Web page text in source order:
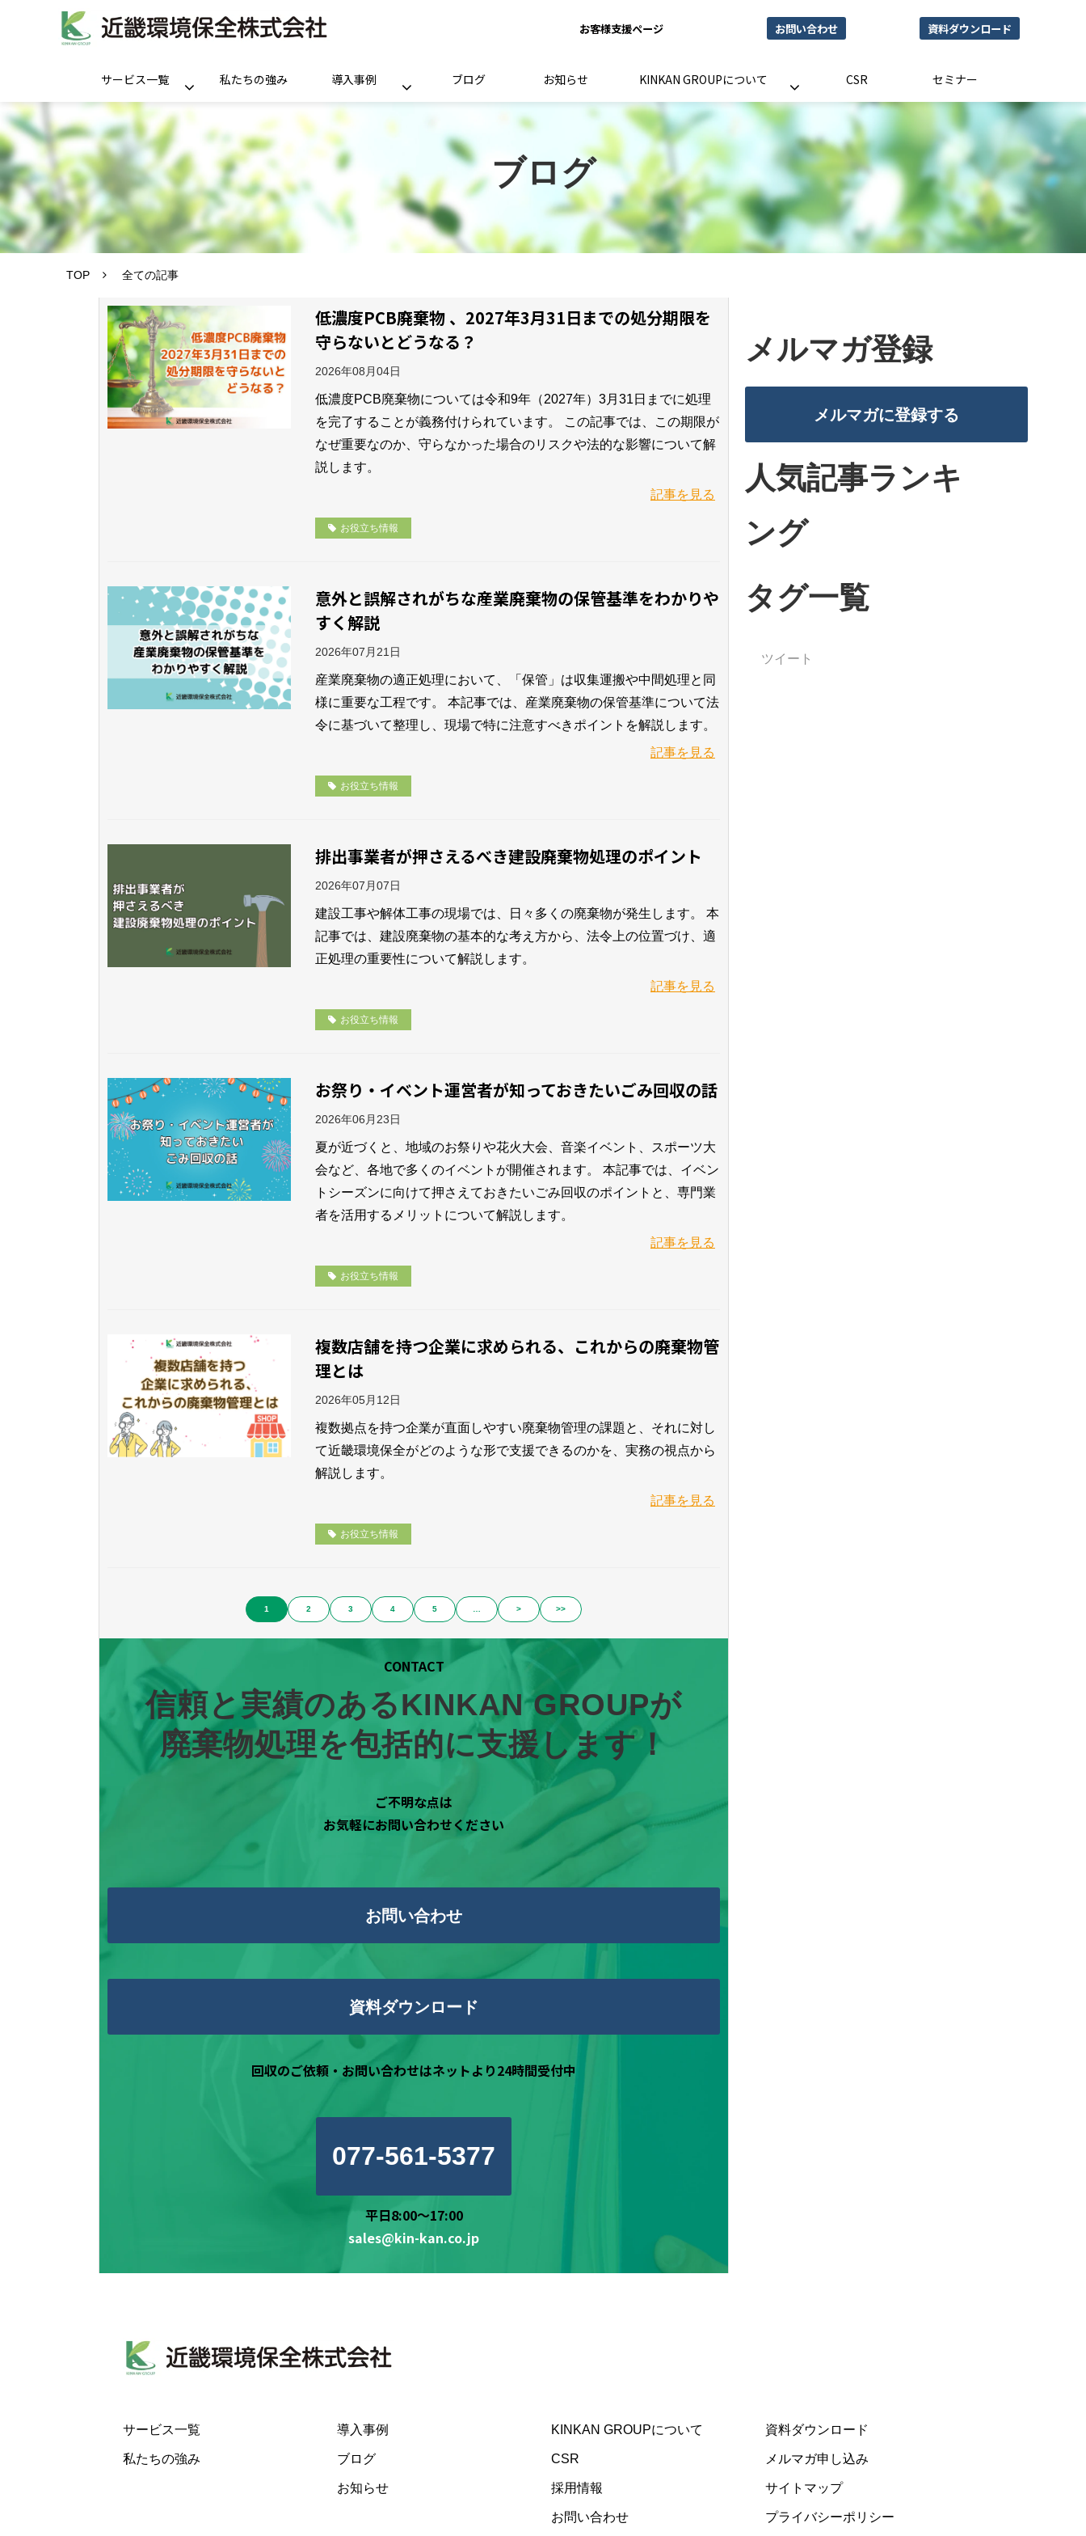
お客様支援ページ お問い合わせ 資料ダウンロード
サービス一覧 私たちの強み 導入事例 ブログ お知らせ KINKAN GROUPについて CSR セミナー
ブログ
TOP 全ての記事
低濃度PCB廃棄物 、2027年3月31日までの処分期限を
守らないとどうなる？
2026年08月04日
低濃度PCB廃棄物については令和9年（2027年）3月31日までに処理
を完了することが義務付けられています。 この記事では、この期限が
なぜ重要なのか、守らなかった場合のリスクや法的な影響について解
説します。
記事を見る
お役立ち情報
意外と誤解されがちな産業廃棄物の保管基準をわかりや
すく解説
2026年07月21日
産業廃棄物の適正処理において、「保管」は収集運搬や中間処理と同
様に重要な工程です。 本記事では、産業廃棄物の保管基準について法
令に基づいて整理し、現場で特に注意すべきポイントを解説します。
記事を見る
お役立ち情報
排出事業者が押さえるべき建設廃棄物処理のポイント
2026年07月07日
建設工事や解体工事の現場では、日々多くの廃棄物が発生します。 本
記事では、建設廃棄物の基本的な考え方から、法令上の位置づけ、適
正処理の重要性について解説します。
記事を見る
お役立ち情報
お祭り・イベント運営者が知っておきたいごみ回収の話
2026年06月23日
夏が近づくと、地域のお祭りや花火大会、音楽イベント、スポーツ大
会など、各地で多くのイベントが開催されます。 本記事では、イベン
トシーズンに向けて押さえておきたいごみ回収のポイントと、専門業
者を活用するメリットについて解説します。
記事を見る
お役立ち情報
複数店舗を持つ企業に求められる、これからの廃棄物管
理とは
2026年05月12日
複数拠点を持つ企業が直面しやすい廃棄物管理の課題と、それに対し
て近畿環境保全がどのような形で支援できるのかを、実務の視点から
解説します。
記事を見る
お役立ち情報
1 2 3 4 5 > >>
CONTACT
信頼と実績のあるKINKAN GROUPが
廃棄物処理を包括的に支援します！
ご不明な点は
お気軽にお問い合わせください
お問い合わせ
資料ダウンロード
回収のご依頼・お問い合わせはネットより24時間受付中
077-561-5377
平日8:00～17:00
sales@kin-kan.co.jp
メルマガ登録
メルマガに登録する
人気記事ランキ
ング
タグ一覧
ツイート
サービス一覧
私たちの強み
導入事例
ブログ
お知らせ
KINKAN GROUPについて
CSR
採用情報
お問い合わせ
資料ダウンロード
メルマガ申し込み
サイトマップ
プライバシーポリシー